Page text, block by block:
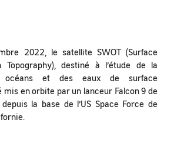
2022, le satellite SWOT (Surface
destiné à l’étude de la
océans et des eaux de surface
mis en orbite par un lanceur Falcon 9 de
la base de l’US Space Force de